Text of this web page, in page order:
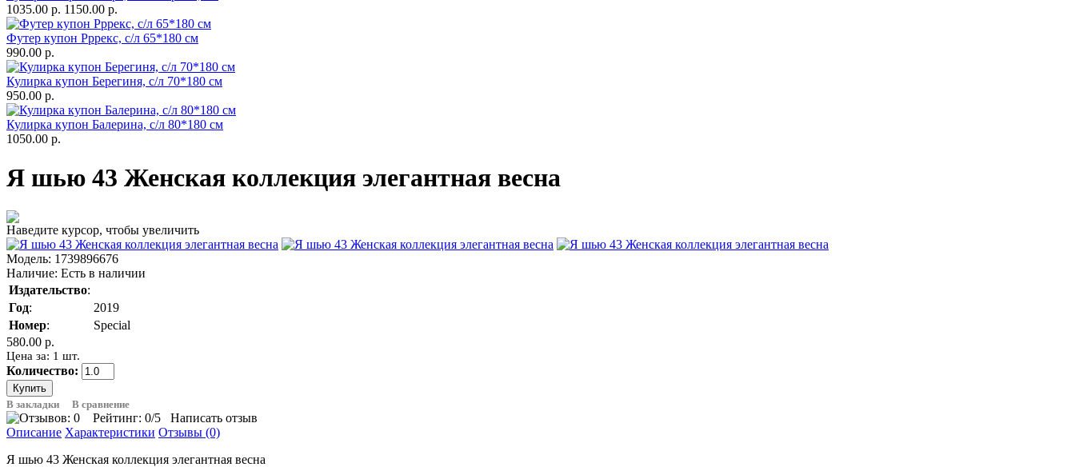
1035.00 р. 1150.00 р.
Футер купон Рррекс, с/л 65*180 см
990.00 р.
Кулирка купон Берегиня, с/л 70*180 см
950.00 р.
Кулирка купон Балерина, с/л 80*180 см
1050.00 р.
Я шью 43 Женская коллекция элегантная весна
Наведите курсор, чтобы увеличить
Модель: 1739896676
Наличие: Есть в наличии
Издательство:
Год:
2019
Номер:
Special
580.00 р.
Цена за: 1 шт.
Количество:
В закладки В сравнение
Рейтинг: 0/5
Написать отзыв
Описание Характеристики Отзывы (0)
Я шью 43 Женская коллекция элегантная весна